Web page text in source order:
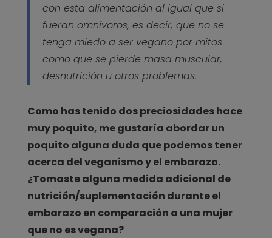
con esta alimentación al igual que si
fueran omnívoros, es decir, que no se
tenga miedo a ser vegano por mitos
como que se pierde masa muscular,
desnutrición u otros problemas.
Como has tenido dos preciosidades hace
muy poquito, me gustaría abordar un
poquito alguna duda que podemos tener
acerca del veganismo y el embarazo.
¿Tomaste alguna medida adicional de
nutrición/suplementación durante el
embarazo en comparación a una mujer
que no es vegana?